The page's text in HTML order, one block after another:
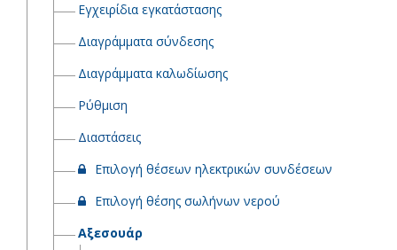
Εγχειρίδια εγκατάστασης
Διαγράμματα σύνδεσης
Διαγράμματα καλωδίωσης
Ρύθμιση
Διαστάσεις
Επιλογή θέσεων ηλεκτρικών συνδέσεων
Επιλογή θέσης σωλήνων νερού
Αξεσουάρ